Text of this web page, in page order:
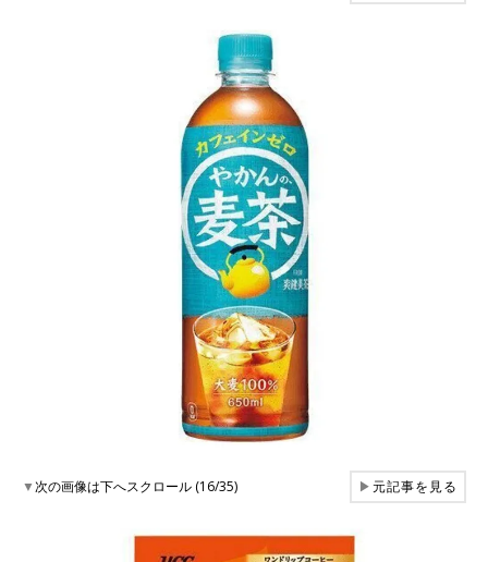
▼次の画像は下へスクロール (16/35) ▶元記事を見る